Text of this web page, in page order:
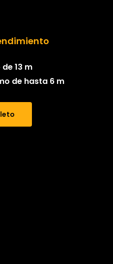
13 m
de hasta 6 m